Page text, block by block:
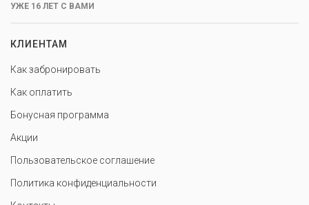
УЖЕ 16 ЛЕТ С ВАМИ
КЛИЕНТАМ
Как забронировать
Как оплатить
Бонусная программа
Акции
Пользовательское соглашение
Политика конфиденциальности